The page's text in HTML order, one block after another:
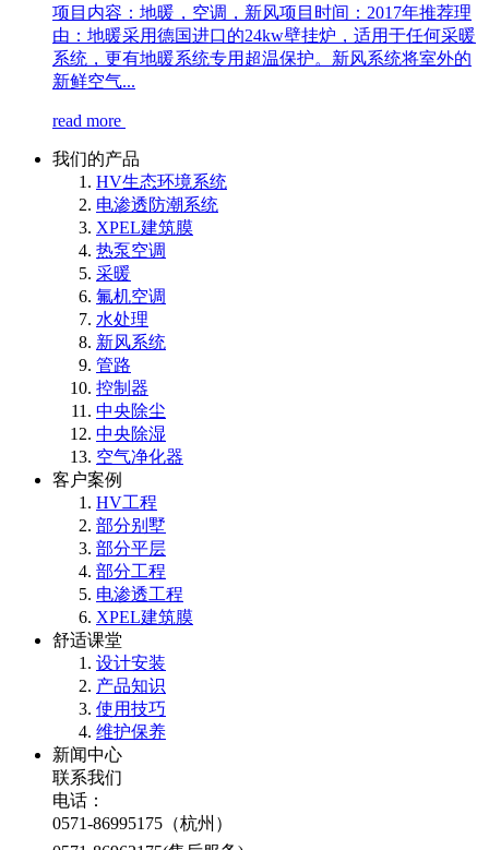
项目内容：地暖，空调，新风项目时间：2017年推荐理
由：地暖采用德国进口的24kw壁挂炉，适用于任何采暖
系统，更有地暖系统专用超温保护。新风系统将室外的
新鲜空气...
read more
我们的产品
HV生态环境系统
电渗透防潮系统
XPEL建筑膜
热泵空调
采暖
氟机空调
水处理
新风系统
管路
控制器
中央除尘
中央除湿
空气净化器
客户案例
HV工程
部分别墅
部分平层
部分工程
电渗透工程
XPEL建筑膜
舒适课堂
设计安装
产品知识
使用技巧
维护保养
新闻中心
联系我们
电话：
0571-86995175（杭州）